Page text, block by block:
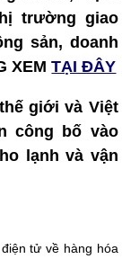
trường giao
sản, doanh
XEM TẠI ĐÂY
giới và Việt
công bố vào
lạnh và vận
tử về hàng hóa